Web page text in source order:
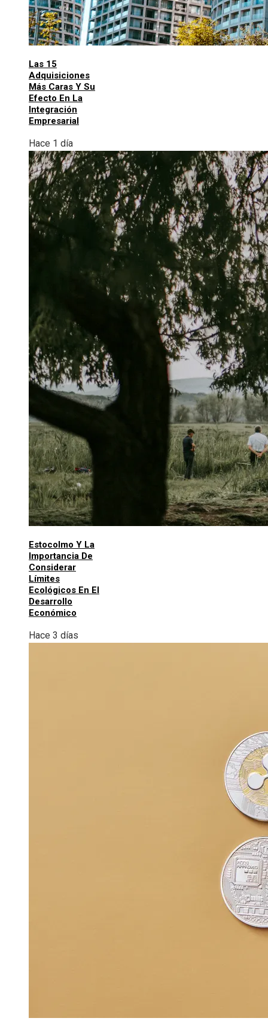
Las 15
Adquisiciones
Más Caras Y Su
Efecto En La
Integración
Empresarial
Hace 1 día
Estocolmo Y La
Importancia De
Considerar
Límites
Ecológicos En El
Desarrollo
Económico
Hace 3 días